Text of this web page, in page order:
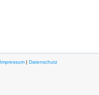
Impressum| Datenschutz